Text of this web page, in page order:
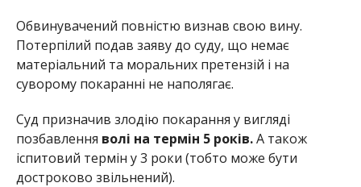
Обвинувачений повністю визнав свою вину.
Потерпілий подав заяву до суду, що немає
матеріальний та моральних претензій і на
суворому покаранні не наполягає.
Суд призначив злодію покарання у вигляді
позбавлення волі на термін 5 років.А також
іспитовий термін у 3 роки (тобто може бути
достроково звільнений).